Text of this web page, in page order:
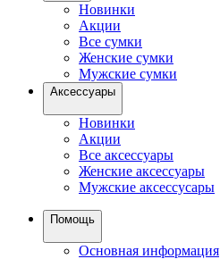
Новинки
Акции
Все сумки
Женские сумки
Мужские сумки
Аксессуары
Новинки
Акции
Все аксессуары
Женские аксессуары
Мужские аксессусары
Помощь
Основная информация